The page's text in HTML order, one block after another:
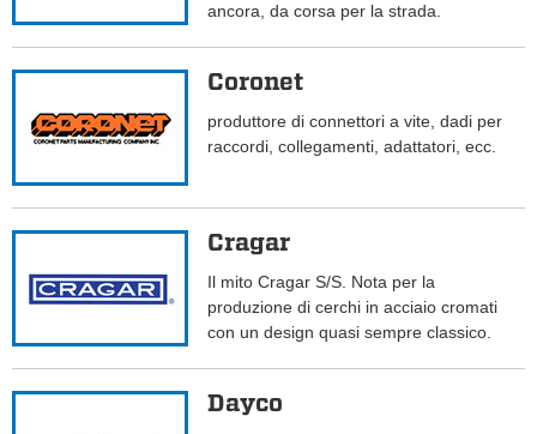
ancora, da corsa per la strada.
Coronet
produttore di connettori a vite, dadi per
raccordi, collegamenti, adattatori, ecc.
Cragar
Il mito Cragar S/S. Nota per la
produzione di cerchi in acciaio cromati
con un design quasi sempre classico.
Dayco